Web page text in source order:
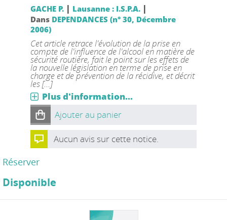
GACHE P. | Lausanne : I.S.P.A.|
Dans DEPENDANCES (n° 30, Décembre
2006)
Cet article retrace l'évolution de la prise en
compte de l'influence de l'alcool en matière de
sécurité routière, fait le point sur les effets de
la nouvelle législation en terme de prise en
charge et de prévention de la récidive, et décrit
les [...]
Plus d'information...
Ajouter au panier
Aucun avis sur cette notice.
Réserver
Disponible